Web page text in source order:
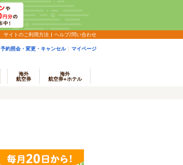
サイトのご利用方法 ヘルプ/問い合わせ
予約照会・変更・キャンセル マイページ
海外
航空券
海外
航空券+ホテル